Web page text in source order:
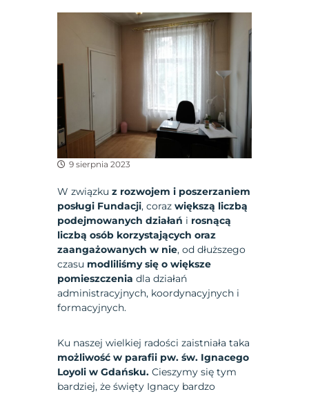
9 sierpnia 2023
W związkuz rozwojem i poszerzaniem
posługi Fundacji, corazwiększą liczbą
podejmowanych działań i rosnącą
liczbą osób korzystających oraz
zaangażowanych w nie, od dłuższego
czasu modliliśmy się o większe
pomieszczenia dla działań
administracyjnych, koordynacyjnych i
formacyjnych.
Ku naszej wielkiej radości zaistniała taka
możliwość w parafii pw. św. Ignacego
Loyoli w Gdańsku.Cieszymy się tym
bardziej, że święty Ignacy bardzo